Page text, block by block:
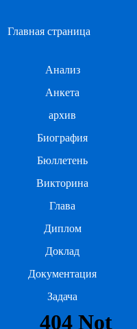
Главная страница
Анализ
Анкета
архив
Биография
Бюллетень
Викторина
Глава
Диплом
Доклад
Документация
Задача